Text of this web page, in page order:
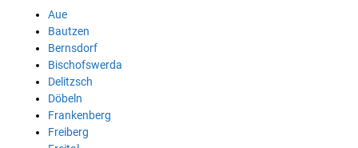
Aue
Bautzen
Bernsdorf
Bischofswerda
Delitzsch
Döbeln
Frankenberg
Freiberg